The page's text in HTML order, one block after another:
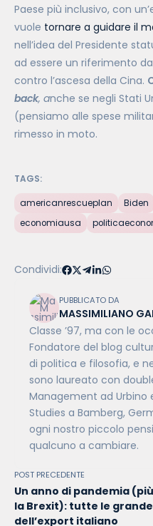
Paese più inclusivo, con
vuole tornare a guidare il
nell’idea del Presidente
ad essere un riferimento
contro l’ascesa della Cina.
back, anche se negli Stati
(pensiamo alle spese
rimesso in moto.
TAGS:
americanrescueplan Biden
economiausa
Condividi:
PUBBLICATO DA
MASSIMILIANO
Classe ’97, ma con le
Fondatore del blog
di politica e filosofia, e
sono laureato con
Management ad Urbino
Studies a Bamberg,
ogni nostro piccolo
qualcuno a cambiare.
POST PRECEDENTE
Un anno di pandemia (più
la Brexit): tutte le grande
dell’export italiano